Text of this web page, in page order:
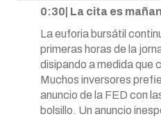
0:30| La cita es
La euforia bursátil
primeras horas de la
disipando a medida que
Muchos inversores
anuncio de la FED con
bolsillo. Un anuncio